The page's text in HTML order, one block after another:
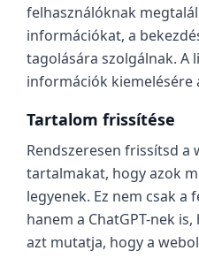
felhasználóknak
információkat, a
tagolására szolgálnak. A
információk kiemelésére
Tartalom frissítése
Rendszeresen frissítsd a
tartalmakat, hogy azok
legyenek. Ez nem csak
hanem a ChatGPT-nek
azt mutatja, hogy a